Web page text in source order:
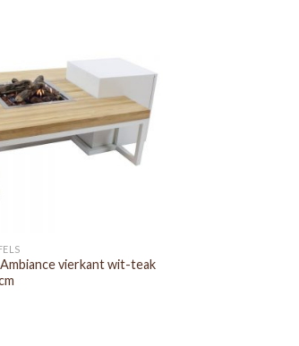
vierkant wit-teak